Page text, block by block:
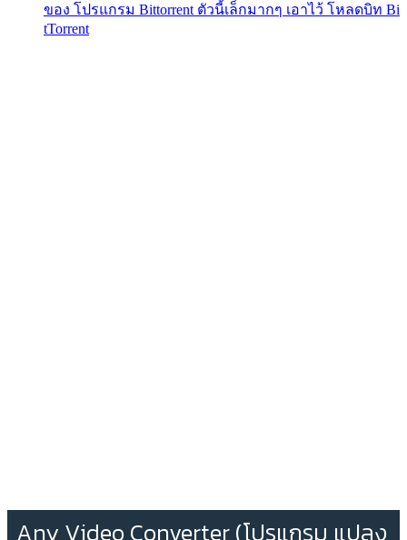
ของ โปรแกรม Bittorrent ตัวนี้เล็กมากๆ เอาไว้ โหลดบิท Bi
tTorrent
Any Video Converter (โปรแกรม แปลง